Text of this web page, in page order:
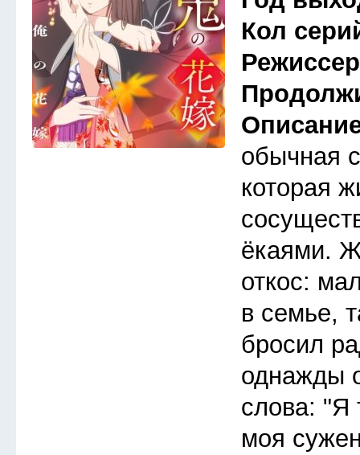
Кол
обычная
которая
ёкаями.
откос:
в семье,
бросил
однажды
слова: "Я
моя